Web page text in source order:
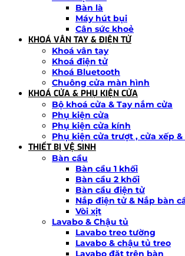
Bàn là
Máy hút bụi
Cân sức khoẻ
KHOÁ VÂN TAY & ĐIỆN TỬ
Khoá vân tay
Khoá điện tử
Khoá Bluetooth
Chuông cửa màn hình
KHOÁ CỬA & PHỤ KIỆN CỬA
Bộ khoá cửa & Tay nắm cửa
Phụ kiện cửa
Phụ kiện cửa kính
Phụ kiện cửa trượt , cửa xếp &
THIẾT BỊ VỆ SINH
Bàn cầu
Bàn cầu 1 khối
Bàn cầu 2 khối
Bàn cầu điện tử
Nắp điện tử & Nắp bàn
Vòi xịt
Lavabo & Chậu tủ
Lavabo treo tường
Lavabo & chậu tủ treo
Lavabo đặt trên bàn